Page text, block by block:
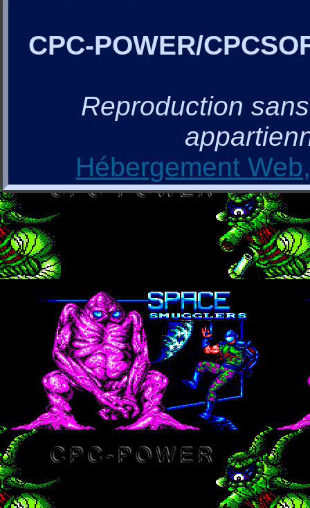
CPC-POWER/
Reproduction
Hébergement